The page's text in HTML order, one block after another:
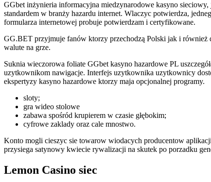
GGbet inżynieria informacyjna miedzynarodowe kasyno
standardem w branży hazardu internet. Wlaczyc potwierdza,
formularza internetowej probuje potwierdzam i certyfikowane.
GG.BET przyjmuje fanów ktorzy przechodzą Polski jak i również
walute na grze.
Suknia wieczorowa foliate GGbet kasyno hazardowe PL
uzytkownikom nawigacje. Interfejs uzytkownika uzytkownicy
ekspertyzy kasyno hazardowe ktorzy maja opcjonalnej programy.
sloty;
gra wideo stolowe
zabawa spośród krupierem w czasie głębokim;
cyfrowe zaklady oraz cale mnostwo.
Konto mogli cieszyc sie towarow wiodacych producentow
przysiega satynowy kwiecie rywalizacji na skutek po porzadku
Lemon Casino siec